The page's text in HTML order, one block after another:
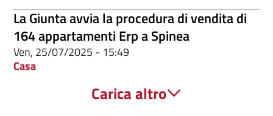
La Giunta avvia la procedura di vendita di
164 appartamenti Erp a Spinea
Ven, 25/07/2025 - 15:49
Casa
Carica altro